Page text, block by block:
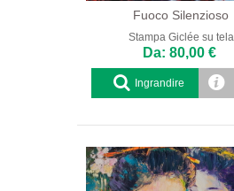
Fuoco Silenzioso
Stampa Giclée su tela
Da: 80,00 €
Ingrandire